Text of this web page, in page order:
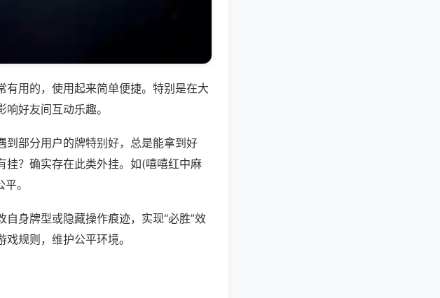
用的，使用起来简单便捷。特别是在大
好友间互动乐趣。
到部分用户的牌特别好，总是能拿到好
挂？确实存在此类外挂。如(嘻嘻红中麻
。
身牌型或隐藏操作痕迹，实现“必胜”效
规则，维护公平环境。